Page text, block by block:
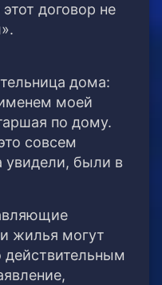
договор не
дома:
моей
по дому.
совсем
увидели, были в
жилья могут
действительным